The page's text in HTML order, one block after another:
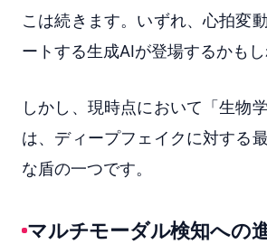
こは続きます。いずれ、心拍変
ートする生成AIが登場するかもし
しかし、現時点において「生物
は、ディープフェイクに対する
な盾の一つです。
マルチモーダル検知への